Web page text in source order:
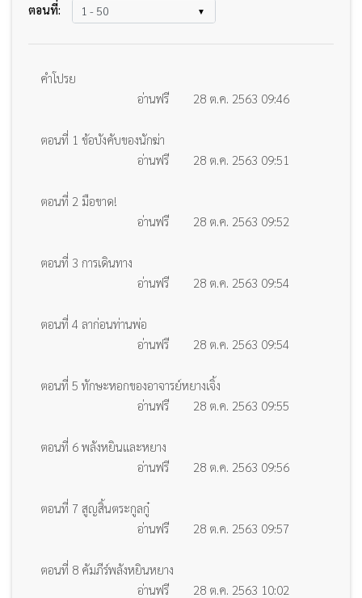
ตอนที่:
คำโปรย
อ่านฟรี
28 ต.ค. 2563 09:46
ตอนที่ 1 ข้อบังคับของนักฆ่า
อ่านฟรี
28 ต.ค. 2563 09:51
ตอนที่ 2 มือขาด!
อ่านฟรี
28 ต.ค. 2563 09:52
ตอนที่ 3 การเดินทาง
อ่านฟรี
28 ต.ค. 2563 09:54
ตอนที่ 4 ลาก่อนท่านพ่อ
อ่านฟรี
28 ต.ค. 2563 09:54
ตอนที่ 5 ทักษะหอกของอาจารย์หยางเจิ้ง
อ่านฟรี
28 ต.ค. 2563 09:55
ตอนที่ 6 พลังหยินและหยาง
อ่านฟรี
28 ต.ค. 2563 09:56
ตอนที่ 7 สูญสิ้นตระกูลกู๋
อ่านฟรี
28 ต.ค. 2563 09:57
ตอนที่ 8 คัมภีร์พลังหยินหยาง
อ่านฟรี
28 ต.ค. 2563 10:02